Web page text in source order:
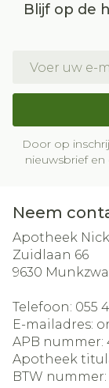
Blijf op de
Door op
nieuwsbrief
Neem
Apotheek
Zuidlaan 66
9630
Telefoon: 055
E-mailadres:
APB nummer:
Apotheek
BTW nummer: